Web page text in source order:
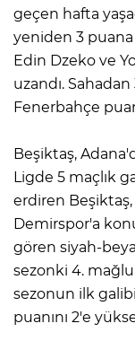
geçen hafta
yeniden 3 puana
Edin Dzeko ve
uzandı.
Fenerbahçe
Beşiktaş,
Ligde 5 maçlık
erdiren
Demirspor'a
gören siyah-
sezonki 4.
sezonun ilk
puanını 2'e